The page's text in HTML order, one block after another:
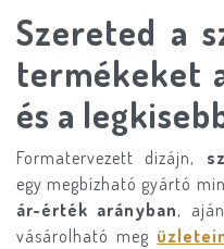
Szereted a
termékeket
és a
Formatervezett dizájn,
egy megbízható gyártó
ár-érték arányban,
vásárolható meg